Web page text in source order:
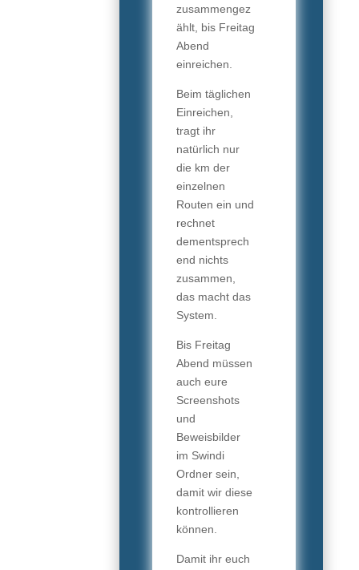
zusammengez
ählt, bis Freitag
Abend
einreichen.
Beim täglichen
Einreichen,
tragt ihr
natürlich nur
die km der
einzelnen
Routen ein und
rechnet
dementsprech
end nichts
zusammen,
das macht das
System.
Bis Freitag
Abend müssen
auch eure
Screenshots
und
Beweisbilder
im Swindi
Ordner sein,
damit wir diese
kontrollieren
können.
Damit ihr euch